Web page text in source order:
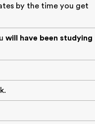
by the time you get
will have been studying